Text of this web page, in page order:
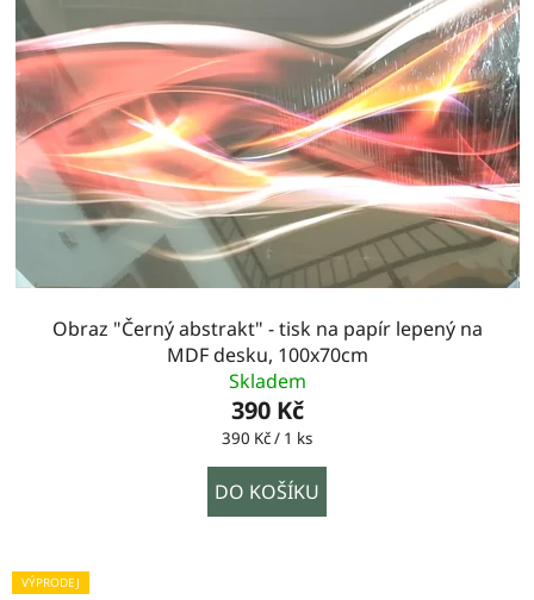
Obraz "Černý abstrakt" - tisk na papír lepený na
MDF desku, 100x70cm
Skladem
390 Kč
Měrná
390 Kč / 1 ks
DO KOŠÍKU
VÝPRODEJ